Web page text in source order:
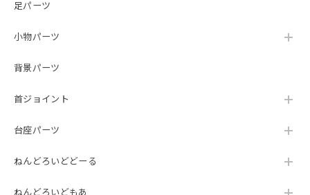
足パーツ
小物パーツ
背景パーツ
首ジョイント
台座パーツ
ねんどろいどどーる
ねんどろいどもあ